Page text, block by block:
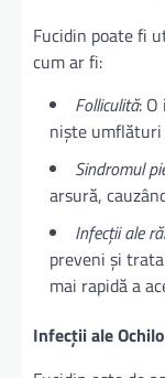
Fucidin poate fi
cum ar fi:
Folliculită:
niște umflături
Sindromul
arsură,
Infecții ale
preveni și
mai rapidă a
Infecții ale